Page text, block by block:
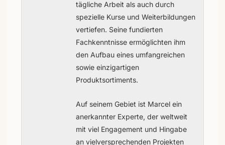
tägliche Arbeit als auch durch
spezielle Kurse und Weiterbildungen
vertiefen. Seine fundierten
Fachkenntnisse ermöglichten ihm
den Aufbau eines umfangreichen
sowie einzigartigen
Produktsortiments.
Auf seinem Gebiet ist Marcel ein
anerkannter Experte, der weltweit
mit viel Engagement und Hingabe
an vielversprechenden Projekten